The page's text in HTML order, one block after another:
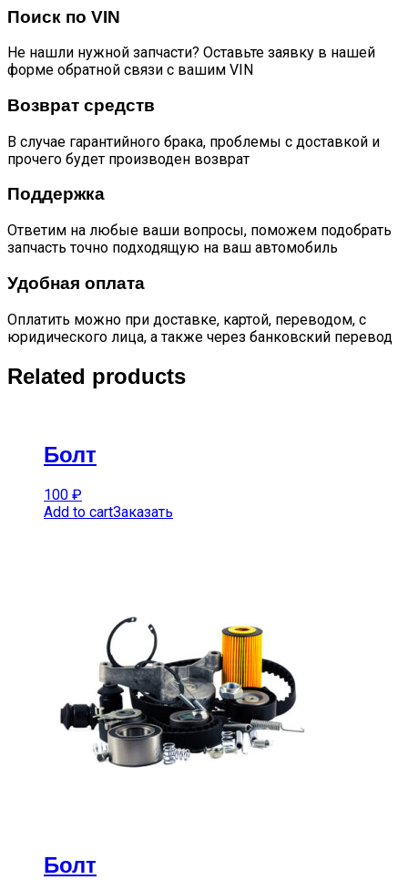
Поиск по VIN
Не нашли нужной запчасти? Оставьте заявку в нашей
форме обратной связи с вашим VIN
Возврат средств
В случае гарантийного брака, проблемы с доставкой и
прочего будет производен возврат
Поддержка
Ответим на любые ваши вопросы, поможем подобрать
запчасть точно подходящую на ваш автомобиль
Удобная оплата
Оплатить можно при доставке, картой, переводом, с
юридического лица, а также через банковский перевод
Related products
Болт
100 ₽
Add to cartЗаказать
Болт